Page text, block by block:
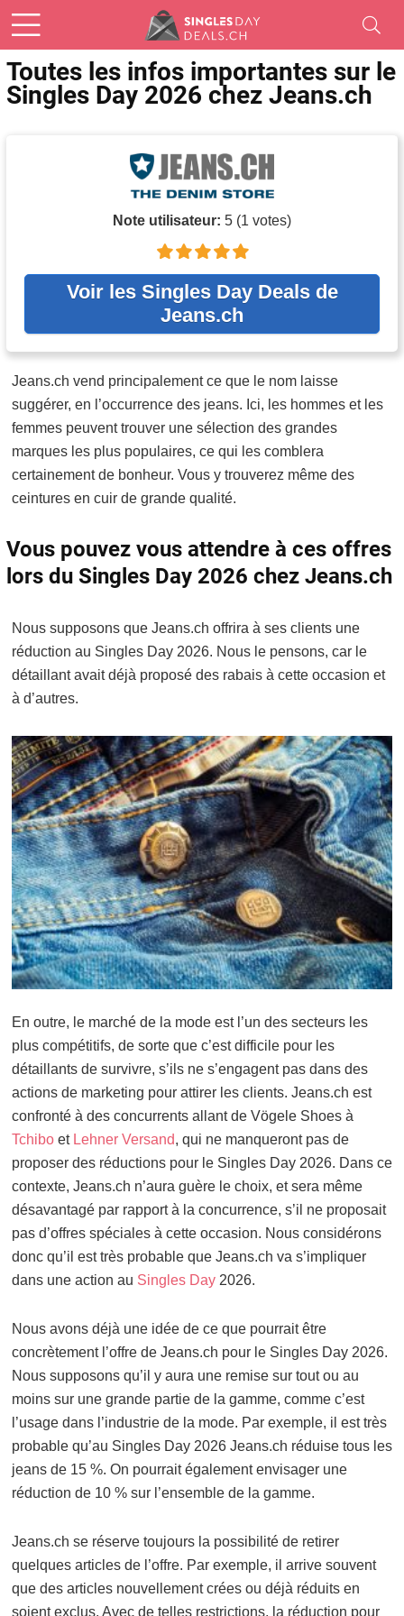
Toutes les infos importantes sur le
Singles Day 2026 chez Jeans.ch
Note utilisateur: 5 (1 votes)
Voir les Singles Day Deals de
Jeans.ch
Jeans.ch vend principalement ce que le nom laisse
suggérer, en l’occurrence des jeans. Ici, les hommes et les
femmes peuvent trouver une sélection des grandes
marques les plus populaires, ce qui les comblera
certainement de bonheur. Vous y trouverez même des
ceintures en cuir de grande qualité.
Vous pouvez vous attendre à ces offres
lors du Singles Day 2026 chez Jeans.ch
Nous supposons que Jeans.ch offrira à ses clients une
réduction au Singles Day 2026. Nous le pensons, car le
détaillant avait déjà proposé des rabais à cette occasion et
à d’autres.
En outre, le marché de la mode est l’un des secteurs les
plus compétitifs, de sorte que c’est difficile pour les
détaillants de survivre, s’ils ne s’engagent pas dans des
actions de marketing pour attirer les clients. Jeans.ch est
confronté à des concurrents allant de Vögele Shoes à
Tchibo et Lehner Versand, qui ne manqueront pas de
proposer des réductions pour le Singles Day 2026. Dans ce
contexte, Jeans.ch n’aura guère le choix, et sera même
désavantagé par rapport à la concurrence, s’il ne proposait
pas d’offres spéciales à cette occasion. Nous considérons
donc qu’il est très probable que Jeans.ch va s’impliquer
dans une action au Singles Day 2026.
Nous avons déjà une idée de ce que pourrait être
concrètement l’offre de Jeans.ch pour le Singles Day 2026.
Nous supposons qu’il y aura une remise sur tout ou au
moins sur une grande partie de la gamme, comme c’est
l’usage dans l’industrie de la mode. Par exemple, il est très
probable qu’au Singles Day 2026 Jeans.ch réduise tous les
jeans de 15 %. On pourrait également envisager une
réduction de 10 % sur l’ensemble de la gamme.
Jeans.ch se réserve toujours la possibilité de retirer
quelques articles de l’offre. Par exemple, il arrive souvent
que des articles nouvellement crées ou déjà réduits en
soient exclus. Avec de telles restrictions, la réduction pour